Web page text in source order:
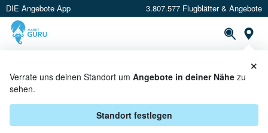
DIE Angebote App 3.807.577 Flugblätter & Angebote
Verrate uns deinen Standort um Angebote in deiner Nähe zu
sehen.
Standort festlegen
×
B!DESIGN BEI BAUHAUS -
ANGEBOTE & AKTIONEN